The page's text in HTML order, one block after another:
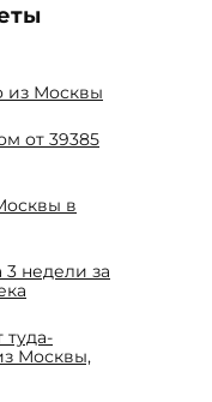
из Москвы
от 39385
в
3 недели за
туда-
Москвы,